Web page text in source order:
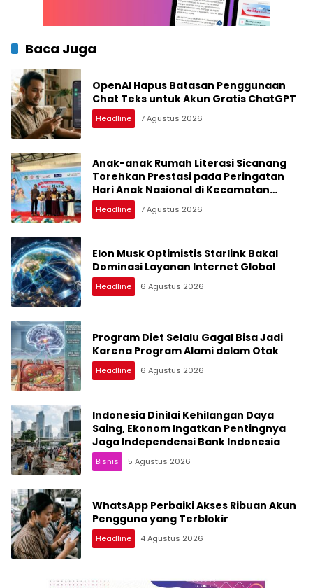
Baca Juga
OpenAI Hapus Batasan Penggunaan
Chat Teks untuk Akun Gratis ChatGPT
Headline 7 Agustus 2026
Anak-anak Rumah Literasi Sicanang
Torehkan Prestasi pada Peringatan
Hari Anak Nasional di Kecamatan
Medan Belawan
Headline 7 Agustus 2026
Elon Musk Optimistis Starlink Bakal
Dominasi Layanan Internet Global
Headline 6 Agustus 2026
Program Diet Selalu Gagal Bisa Jadi
Karena Program Alami dalam Otak
Headline 6 Agustus 2026
Indonesia Dinilai Kehilangan Daya
Saing, Ekonom Ingatkan Pentingnya
Jaga Independensi Bank Indonesia
Bisnis 5 Agustus 2026
WhatsApp Perbaiki Akses Ribuan Akun
Pengguna yang Terblokir
Headline 4 Agustus 2026